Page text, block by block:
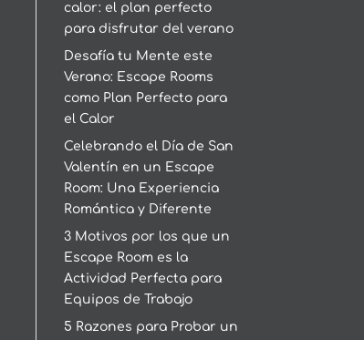
calor: el plan perfecto
para disfrutar del verano
Desafía tu Mente este
Verano: Escape Rooms
como Plan Perfecto para
el Calor
Celebrando el Día de San
Valentín en un Escape
Room: Una Experiencia
Romántica y Diferente
3 Motivos por los que un
Escape Room es la
Actividad Perfecta para
Equipos de Trabajo
5 Razones para Probar un